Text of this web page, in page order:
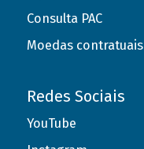
Consulta PAC
Moedas contratuais
Redes Sociais
YouTube